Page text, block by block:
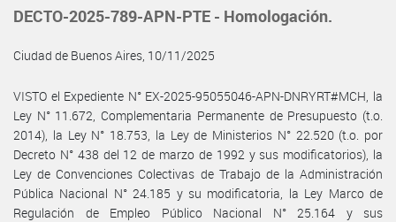
DECTO-2025-789-APN-PTE - Homologación.
Ciudad de Buenos Aires, 10/11/2025
VISTO el Expediente N° EX-2025-95055046-APN-DNRYRT#MCH, la
Ley N° 11.672, Complementaria Permanente de Presupuesto (t.o.
2014), la Ley N° 18.753, la Ley de Ministerios N° 22.520 (t.o. por
Decreto N° 438 del 12 de marzo de 1992 y sus modificatorios), la
Ley de Convenciones Colectivas de Trabajo de la Administración
Pública Nacional N° 24.185 y su modificatoria, la Ley Marco de
Regulación de Empleo Público Nacional N° 25.164 y sus